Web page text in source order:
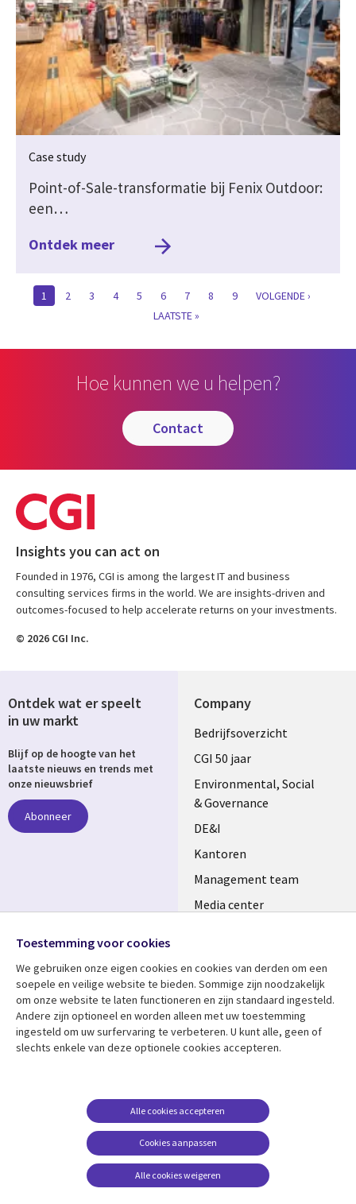
Case study
Point-of-Sale-transformatie bij Fenix Outdoor:
een…
Ontdek meer
HUIDIGE
1 PAGINA
2 PAGINA
3 PAGINA
4 PAGINA
5 PAGINA
6 PAGINA
7 PAGINA
8 PAGINA
9
VOLGENDE
VOLGENDE ›
LAATST
LAATSTE »
Hoe kunnen we u helpen?
contact
Insights you can act on
Founded in 1976, CGI is among the largest IT and business
consulting services firms in the world. We are insights-driven and
outcomes-focused to help accelerate returns on your investments.
© 2026 CGI Inc.
Company
Useful
links
NETHERLANDS
Bedrijfsoverzicht
CGI 50 jaar
Environmental, Social
& Governance
DE&I
Kantoren
Management team
Media center
Bekijk meer
Library
NETHERLANDS
Artikelen
Evenementen
Support
Legal
Disclaimer
Cookie management
Ontdek wat er speelt
in uw markt
Blijf op de hoogte van het
laatste nieuws en trends met
onze nieuwsbrief
Abonneer
Media
NETHERLANDS
Toestemming voor cookies
We gebruiken onze eigen cookies en cookies van derden om een ​​
soepele en veilige website te bieden. Sommige zijn noodzakelijk
om onze website te laten functioneren en zijn standaard ingesteld.
Andere zijn optioneel en worden alleen met uw toestemming
ingesteld om uw surfervaring te verbeteren. U kunt alle, geen of
slechts enkele van deze optionele cookies accepteren.
Cookies aanpassen
Alle cookies accepteren
Alle cookies weigeren